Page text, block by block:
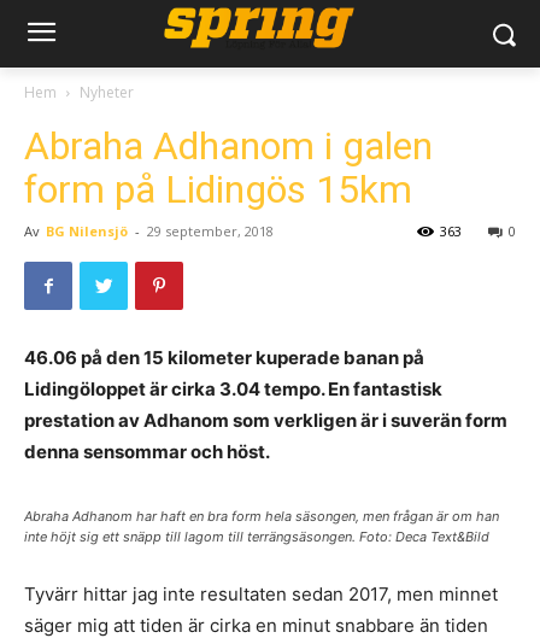
Hem Nyheter
Abraha Adhanom i galen
form på Lidingös 15km
Av BG Nilensjö - 29 september, 2018 0
363
46.06 på den 15 kilometer kuperade banan på
Lidingöloppet är cirka 3.04 tempo. En fantastisk
prestation av Adhanom som verkligen är i suverän form
denna sensommar och höst.
Abraha Adhanom har haft en bra form hela säsongen, men frågan är om han
inte höjt sig ett snäpp till lagom till terrängsäsongen. Foto: Deca Text&Bild
Tyvärr hittar jag inte resultaten sedan 2017, men minnet
säger mig att tiden är cirka en minut snabbare än tiden